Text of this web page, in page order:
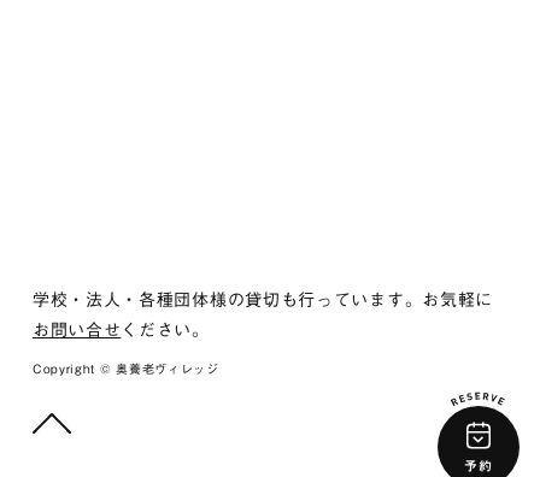
予約
学校・法人・各種団体様の貸切も行っています。お気軽に
お問い合せ ください。
Copyright © 奥養老ヴィレッジ